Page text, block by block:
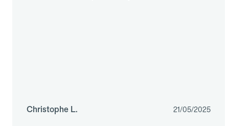
Christophe L. 21/05/2025